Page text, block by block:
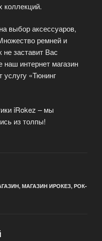
коллекций.
выбор аксессуаров,
ремней и
заставит Вас
интернет магазин
услугу «Тюнинг
iRokez – мы
из толпы!
, МАГАЗИН ИРОКЕЗ, РОК-